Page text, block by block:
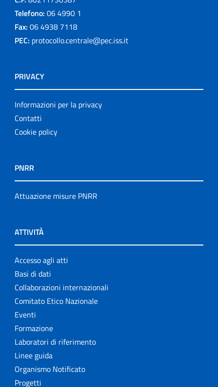
Telefono: 06 4990 1
Fax: 06 4938 7118
PEC: protocollo.centrale@pec.iss.it
PRIVACY
Informazioni per la privacy
Contatti
Cookie policy
PNRR
Attuazione misure PNRR
ATTIVITÀ
Accesso agli atti
Basi di dati
Collaborazioni internazionali
Comitato Etico Nazionale
Eventi
Formazione
Laboratori di riferimento
Linee guida
Organismo Notificato
Progetti